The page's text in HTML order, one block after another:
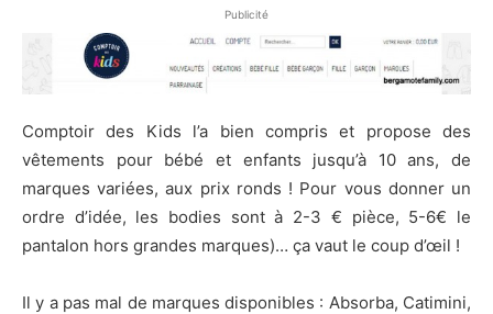
Publicité
Comptoir des Kids l’a bien compris et propose des
vêtements pour bébé et enfants jusqu’à 10 ans, de
marques variées, aux prix ronds ! Pour vous donner un
ordre d’idée, les bodies sont à 2-3 € pièce, 5-6€ le
pantalon hors grandes marques)… ça vaut le coup d’œil !
Il y a pas mal de marques disponibles : Absorba, Catimini,